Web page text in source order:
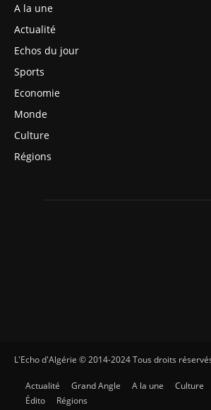
A la une
Actualité
Echos du jour
Sports
Economie
Monde
Culture
Régions
L'Echo d'Algérie © 2014-2024 Tous droits
Actualité Grand Angle A la une Culture
Édito
Régions